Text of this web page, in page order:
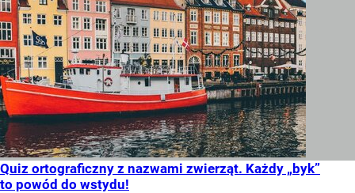
Quiz ortograficzny z nazwami zwierząt. Każdy „byk”
to powód do wstydu!